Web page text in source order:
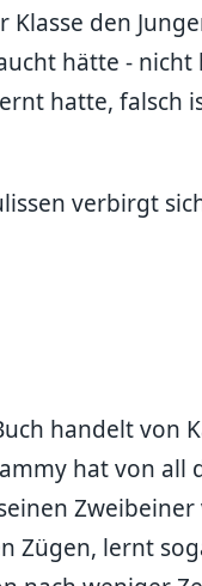
den
hätte -
hatte, falsch
verbirgt
handelt von
hat von
Zügen, lernt